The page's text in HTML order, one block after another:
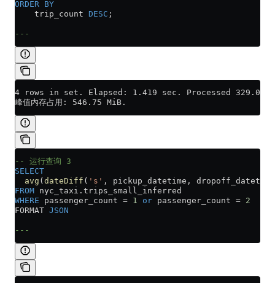
ORDER BY
    trip_count
DESC ;
---
4 rows in set. Elapsed: 1.419 sec. Processed
峰值内存占用: 546.75 MiB.
-- 运行查询 3
SELECT
  avg
(dateDiff ( 's' , pickup_datetime,
FROM nyc_taxi . trips_small_inferred
WHERE passenger_count = 1 or passenger_count = 2
FORMAT JSON
---